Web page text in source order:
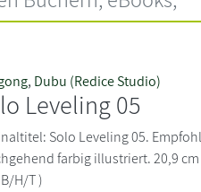
, Dubu (Redice Studio)
Leveling 05
Solo Leveling 05.
farbig illustriert. 20,9 cm
H/T )